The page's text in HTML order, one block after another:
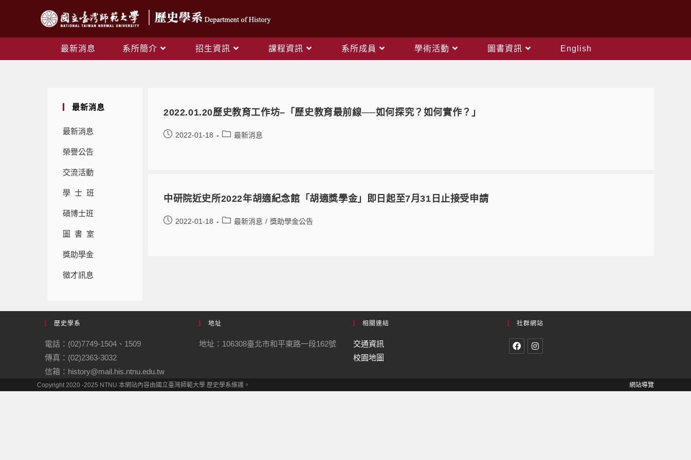
最新消息 系所簡介 招生資訊 課程資訊 系所成員 學術活動 圖書資訊
English
最新消息
最新消息
榮譽公告
交流活動
學 士 班
碩博士班
圖 書 室
獎助學金
徵才訊息
2022.01.20歷史教育工作坊–「歷史教育最前線──如何探究？如何實作？」
2022-01-18 最新消息
中研院近史所2022年胡適紀念館「胡適獎學金」即日起至7月31日止接受申請
2022-01-18 最新消息 / 獎助學金公告
歷史學系
電話：(02)7749-1504、1509
傳真：(02)2363-3032
信箱：history@mail.his.ntnu.edu.tw
地址
地址：106308臺北市和平東路一段162號
相關連結
交通資訊
校園地圖
社群網站
網站導覽
Copyright 2020 -2025 NTNU 本網站內容由國立臺灣師範大學 歷史學系維護。